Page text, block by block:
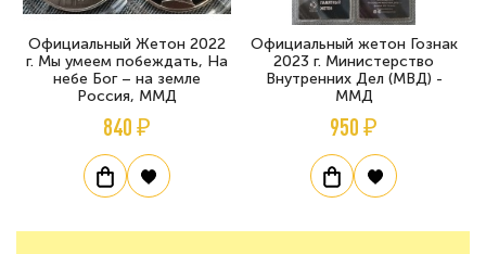
Официальный Жетон 2022
г. Мы умеем побеждать, На
небе Бог – на земле
Россия, ММД
840 ₽
Официальный жетон Гознак
2023 г. Министерство
Внутренних Дел (МВД) -
ММД
950 ₽